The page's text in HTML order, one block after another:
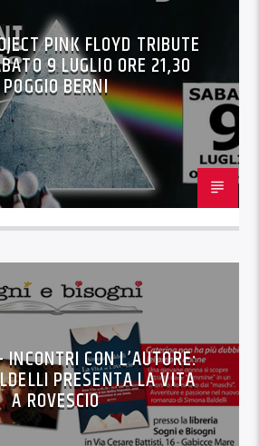
PINK FLOYD TRIBUTE
9 LUGLIO ORE 21,30
POGGIO BERNI
CON L’AUTORE:
PRESENTA LA VITA
A ROVESCIO